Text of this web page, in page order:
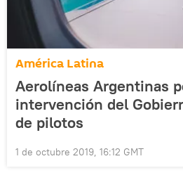
América Latina
Aerolíneas Argentinas
intervención del
de pilotos
1 de octubre 2019, 16:12 GMT